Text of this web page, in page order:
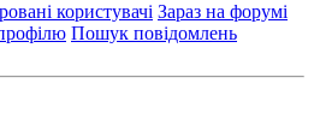
користувачі Зараз на форумі
Пошук повідомлень